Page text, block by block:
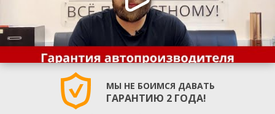
МЫ НЕ БОИМСЯ ДАВАТЬ
ГАРАНТИЮ 2 ГОДА!